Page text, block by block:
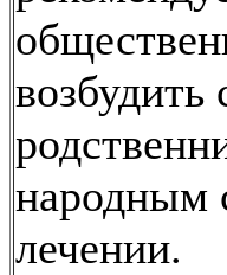
возбудить
народным
лечении.